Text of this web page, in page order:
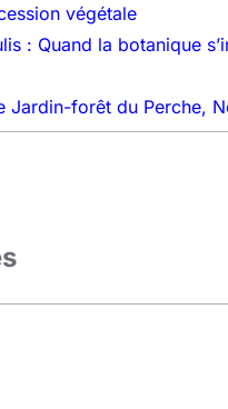
végétale
: Quand la botanique
Jardin-forêt du Perche,